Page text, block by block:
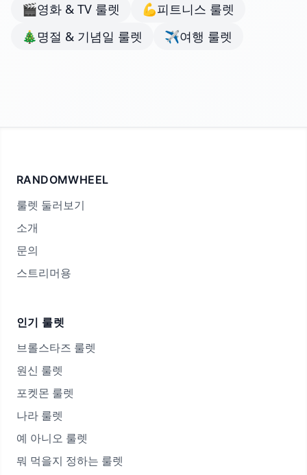
🎬영화 & TV 룰렛 💪피트니스 룰렛
🎄명절 & 기념일 룰렛 ✈️여행 룰렛
RANDOMWHEEL
룰렛 둘러보기
소개
문의
스트리머용
인기 룰렛
브롤스타즈 룰렛
원신 룰렛
포켓몬 룰렛
나라 룰렛
예 아니오 룰렛
뭐 먹을지 정하는 룰렛